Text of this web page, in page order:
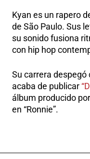
Kyan es un rapero
de São Paulo. Sus
su sonido fusiona
con hip hop
Su carrera despegó
acaba de publicar
álbum producido
en “Ronnie”.